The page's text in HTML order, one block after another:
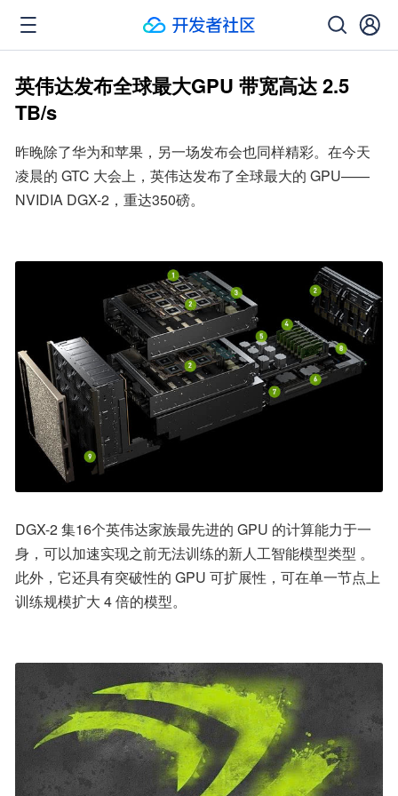
英伟达发布全球最大GPU 带宽高达 2.5
TB/s
昨晚除了华为和苹果，另一场发布会也同样精彩。在今天
凌晨的 GTC 大会上，英伟达发布了全球最大的 GPU——
NVIDIA DGX-2，重达350磅。
DGX-2 集16个英伟达家族最先进的 GPU 的计算能力于一
身，可以加速实现之前无法训练的新人工智能模型类型 。
此外，它还具有突破性的 GPU 可扩展性，可在单一节点上
训练规模扩大 4 倍的模型。